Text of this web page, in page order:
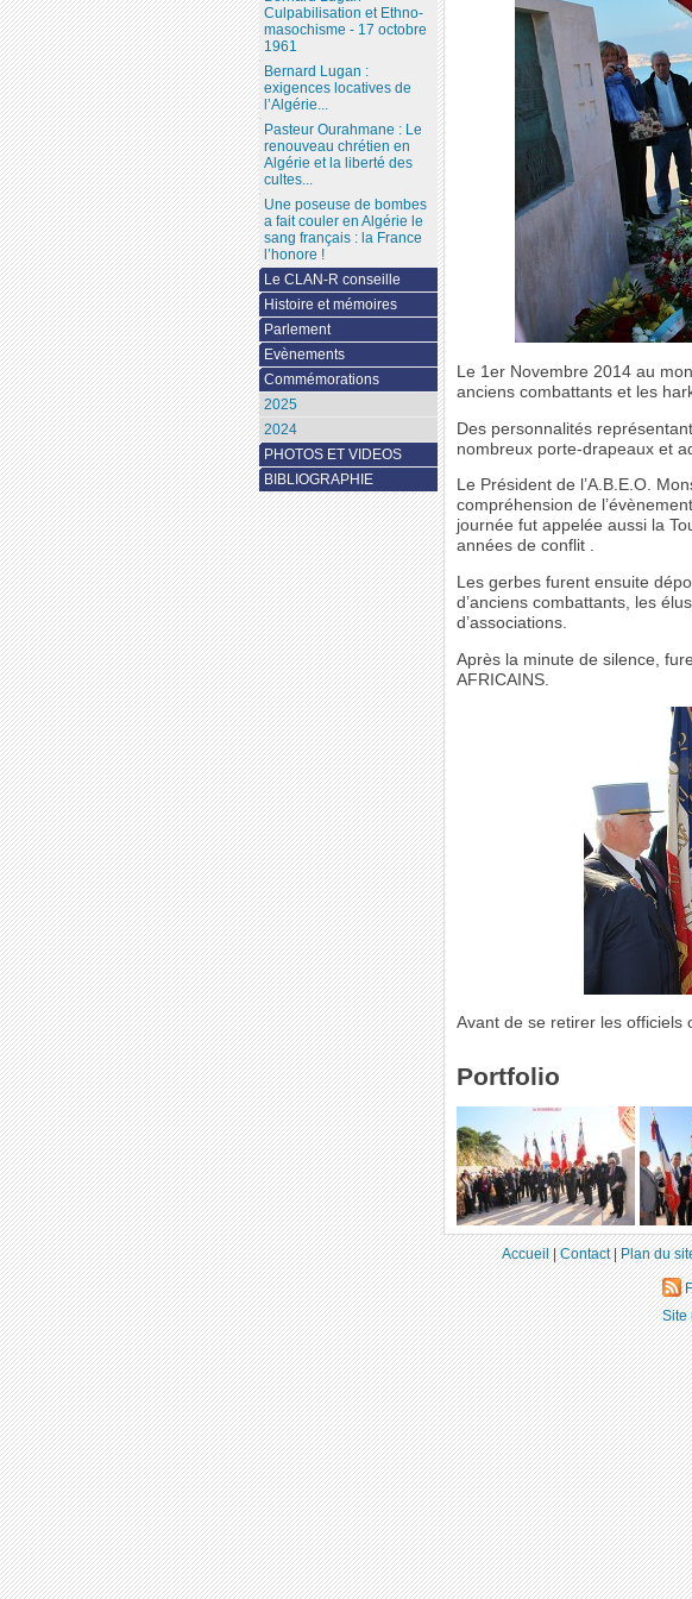
Le 1er Novembre 2014 au
anciens combattants et les
Des personnalités
nombreux porte-drapeaux et
Le Président de l’A.B.E.O.
compréhension de
journée fut appelée aussi la
années de conflit .
Les gerbes furent ensuite
d’anciens combattants, les
d’associations.
Après la minute de silence,
AFRICAINS.
Avant de se retirer les officiels
Portfolio
Culpabilisation et Ethno-
masochisme - 17 octobre
1961
Bernard Lugan :
exigences locatives de
l’Algérie...
Pasteur Ourahmane : Le
renouveau chrétien en
Algérie et la liberté des
cultes...
Une poseuse de bombes
a fait couler en Algérie le
sang français : la France
l’honore !
Le CLAN-R conseille
Histoire et mémoires
Parlement
Evènements
Commémorations
2025
2024
PHOTOS ET VIDEOS
BIBLIOGRAPHIE
Accueil|Contact|Plan du
Site